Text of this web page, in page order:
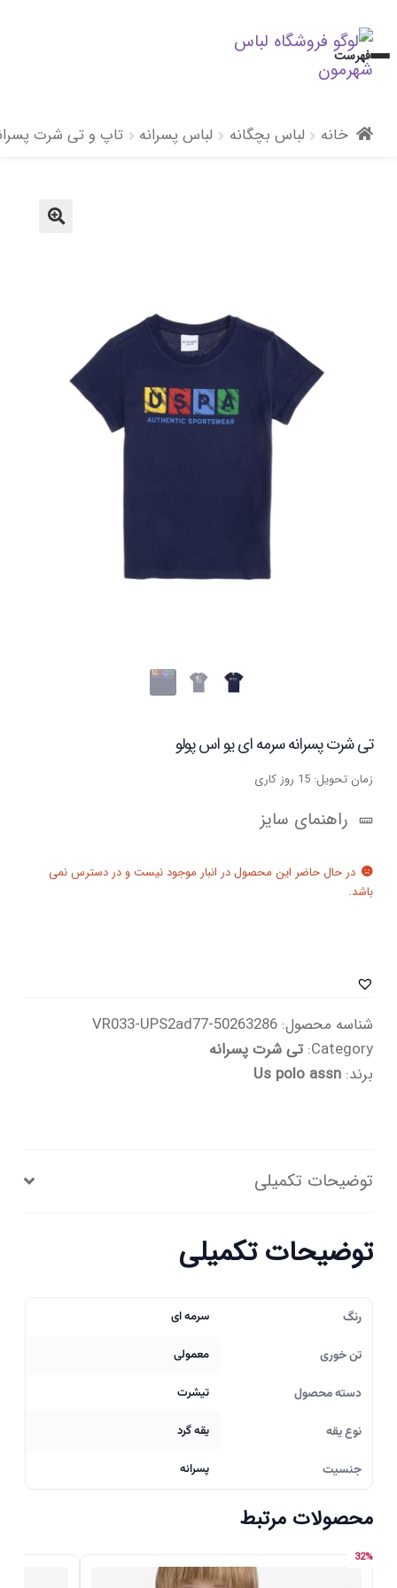
پرش
به
پرش
به
فهرست
خانه لباس بچگانه لباس پسرانه تاپ و تی شرت
تی شرت پسرانه سرمه ای یو اس پولو
زمان تحویل: 15 روز کاری
راهنمای سایز
در حال حاضر این محصول در انبار موجود نیست و در دسترس نمی
باشد.
شناسه محصول:50263286-VR033-UPS2ad77
Category: تی شرت پسرانه
برند:Us polo assn
توضیحات تکمیلی
توضیحات تکمیلی
رنگ سرمه ای
تن خوری معمولی
دسته محصول تیشرت
نوع یقه یقه گرد
جنسیت پسرانه
محصولات مرتبط
32%